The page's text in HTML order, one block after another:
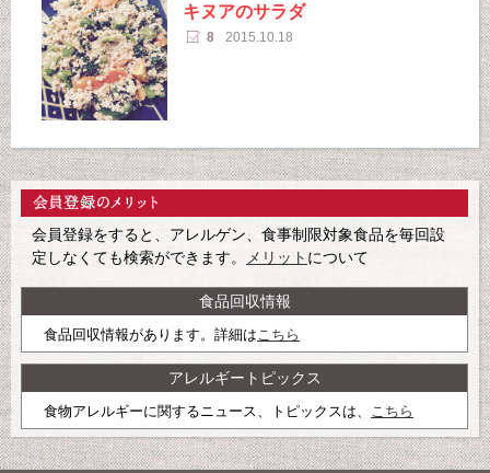
キヌアのサラダ
8 2015.10.18
会員登録をすると、アレルゲン、食事制限対象食品を毎回設
定しなくても検索ができます。
メリット について
食品回収情報
食品回収情報があります。詳細はこちら
アレルギートピックス
食物アレルギーに関するニュース、トピックスは、 こちら